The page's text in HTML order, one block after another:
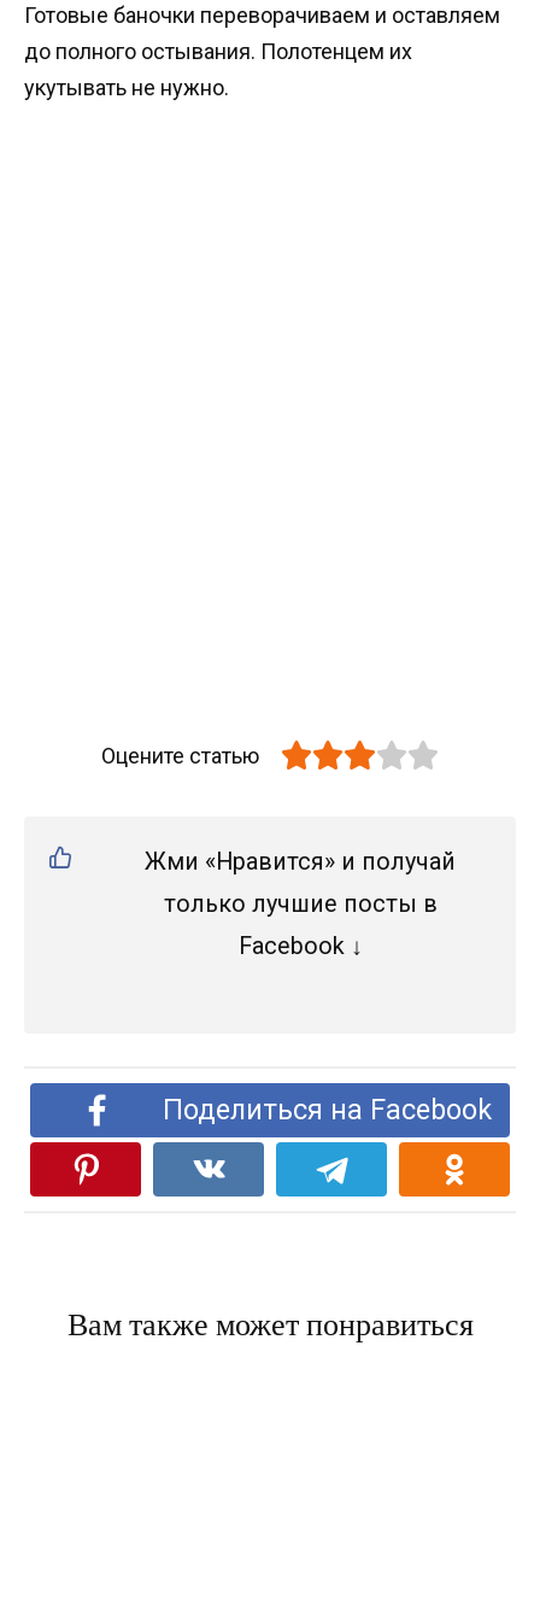
Готовые баночки переворачиваем и оставляем
до полного остывания. Полотенцем их
укутывать не нужно.
Оцените статью
Жми «Нравится» и получай
только лучшие посты в
Facebook ↓
Поделиться на Facebook
Вам также может понравиться